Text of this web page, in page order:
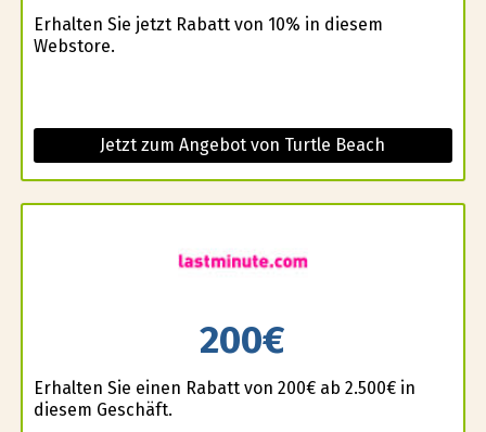
Erhalten Sie jetzt Rabatt von 10% in diesem
Webstore.
Jetzt zum Angebot von Turtle Beach
200€
Erhalten Sie einen Rabatt von 200€ ab 2.500€ in
diesem Geschäft.